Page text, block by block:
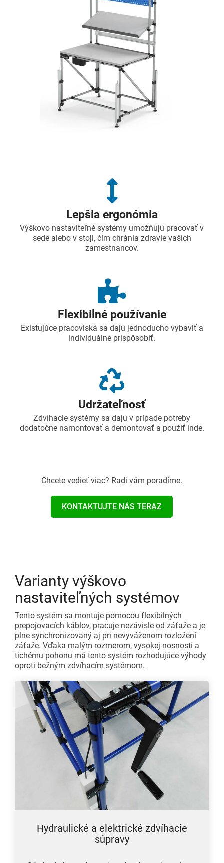
Lepšia ergonómia
Výškovo nastaviteľné systémy umožňujú pracovať v
sede alebo v stoji, čím chránia zdravie vašich
zamestnancov.
Flexibilné používanie
Existujúce pracoviská sa dajú jednoducho vybaviť a
individuálne prispôsobiť.
Udržateľnosť
Zdvíhacie systémy sa dajú v prípade potreby
dodatočne namontovať a demontovať a použiť inde.
Chcete vedieť viac? Radi vám poradíme.
KONTAKTUJTE NÁS TERAZ
Varianty výškovo
nastaviteľných systémov
Tento systém sa montuje pomocou flexibilných
prepojovacích káblov, pracuje nezávisle od záťaže a je
plne synchronizovaný aj pri nevyváženom rozložení
záťaže. Vďaka malým rozmerom, vysokej nosnosti a
tichému pohonu má tento systém rozhodujúce výhody
oproti bežným zdvíhacím systémom.
Hydraulické a elektrické zdvíhacie
súpravy